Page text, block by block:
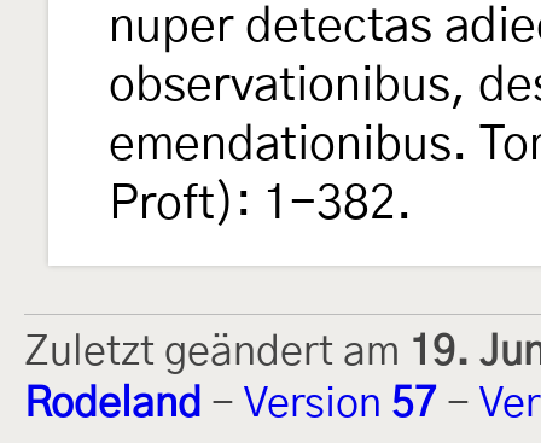
nuper detectas
observationibus,
emendationibus.
Proft): 1-382.
Zuletzt geändert am 19.
Rodeland - Version 57 -